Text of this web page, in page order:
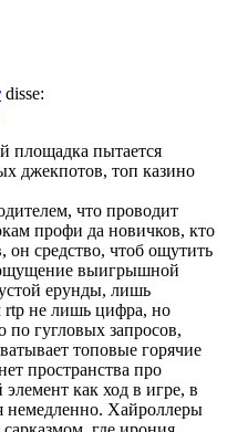
disse:
площадка пытается
джекпотов, топ казино
что проводит
профи да новичков, кто
он средство, чтоб ощутить
выигрышной
ерунды, лишь
rtp не лишь цифра, но
по гугловых запросов,
топовые горячие
пространства про
как ход в игре, в
немедленно. Хайроллеры